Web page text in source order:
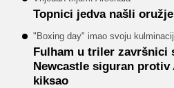
Topnici jedva našli
"Boxing day" imao svoju
Fulham u triler završnici
Newcastle siguran protiv
kiksao